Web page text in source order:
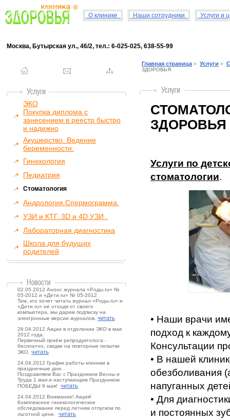
О клинике Наши сотрудники Услуги и
Москва, Бутырская ул., 46/2, тел.: 6-025-025, 638-55-99
ЭКО
Покупка диплома с
занесением в реестр быстро
и надежно
Акушерство. Ведение
беременности.
Гинекология
Педиатрия
Стоматология
Андрология.Спермограмма.
УЗИ и КТГ. 3D и 4D УЗИ .
Лабораторная диагностика
Школа для будущих
родителей
02.05.2012 Анонс журнала «Роды.ru» №
05-2012 и «Дети.ru» № 05-2012
Тем, кто хочет читать журнал «Роды.ru» и
«Дети.ru» не отходя от своего
компьютера, мы дарим подписку на
электронные версии журналов. читать
26.04.2012 Акции в отделении ЭКО в мае
2012 года.
Первичный приём репродуктолога -
бесплатно, скидки на повторные попытки
ЭКО. читать
24.04.2012 График работы клиники в
праздничные дни.
Поздравляем Вас с Праздником Весны и
Труда 1 мая и наступающим Праздником
ПОБЕДЫ 9 мая! читать
24.04.2012 Внимание! Акция!
Комплексное гинекологическое
обследование перед летним отпуском по
льготной цене. читать
Главная страница > Услуги >
ЗДОРОВЬЯ
ЗДОРОВЬЯ
Услуги по
стоматологии.
• Наши врачи
подход к
Консультации
• В нашей
обезболивания
напуганных
• Для
и постоянных